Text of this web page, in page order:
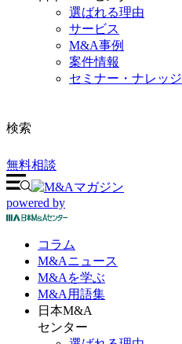
選ばれる理由
サービス
M&A事例
案件情報
セミナー・ナレッジ
検索
無料相談
powered by
コラム
M&Aニュース
M&Aを学ぶ
M&A 用語集
日本M&A
センター